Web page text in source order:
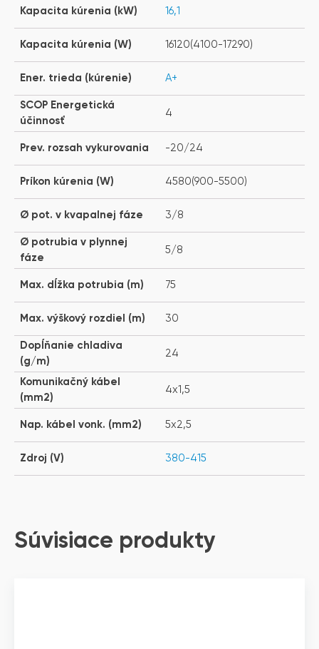
Kapacita kúrenia (kW) 16,1
Kapacita kúrenia (W) 16120(4100-17290)
Ener. trieda (kúrenie) A+
SCOP Energetická
účinnosť
4
Prev. rozsah vykurovania -20/24
Príkon kúrenia (W) 4580(900-5500)
Ø pot. v kvapalnej fáze 3/8
Ø potrubia v plynnej
fáze
5/8
Max. dĺžka potrubia (m) 75
Max. výškový rozdiel (m) 30
Dopĺňanie chladiva
(g/m)
24
Komunikačný kábel
(mm2)
4x1,5
Nap. kábel vonk. (mm2) 5x2,5
Zdroj (V) 380-415
Súvisiace produkty